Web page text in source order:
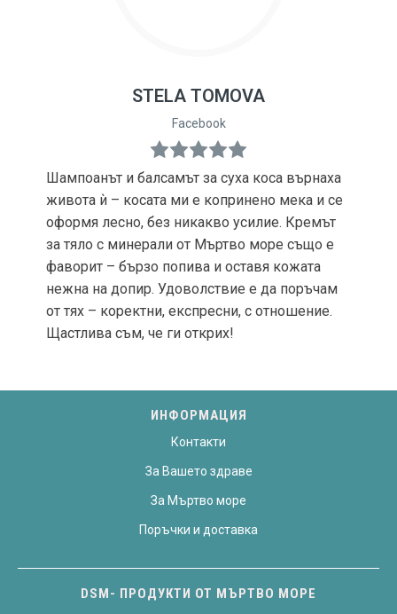
STELA TOMOVA
Facebook
Шампоанът и балсамът за суха коса върнаха
живота ѝ – косата ми е копринено мека и се
оформя лесно, без никакво усилие. Кремът
за тяло с минерали от Мъртво море също е
фаворит – бързо попива и оставя кожата
нежна на допир. Удоволствие е да поръчам
от тях – коректни, експресни, с отношение.
Щастлива съм, че ги открих!
ИНФОРМАЦИЯ
Контакти
За Вашето здраве
За Мъртво море
Поръчки и доставка
DSM- ПРОДУКТИ ОТ МЪРТВО МОРЕ